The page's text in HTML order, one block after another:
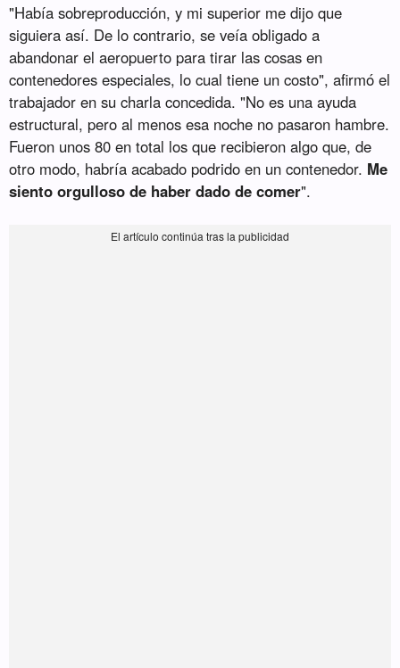
"Había sobreproducción, y mi superior me dijo que
siguiera así. De lo contrario, se veía obligado a
abandonar el aeropuerto para tirar las cosas en
contenedores especiales, lo cual tiene un costo", afirmó el
trabajador en su charla concedida. "No es una ayuda
estructural, pero al menos esa noche no pasaron hambre.
Fueron unos 80 en total los que recibieron algo que, de
otro modo, habría acabado podrido en un contenedor. Me
siento orgulloso de haber dado de comer".